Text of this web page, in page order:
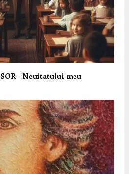
– Neuitatului meu